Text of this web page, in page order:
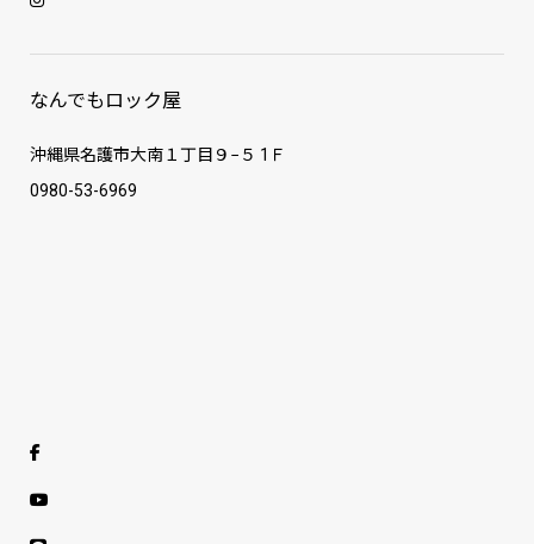
なんでもロック屋
沖縄県名護市大南１丁目９−５ 1Ｆ
0980-53-6969